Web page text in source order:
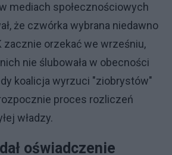
mediach społecznościowych
że czwórka wybrana niedawno
zacznie orzekać we wrześniu,
nie ślubowała w obecności
koalicja wyrzuci "ziobrystów"
proces rozliczeń
władzy.
oświadczenie